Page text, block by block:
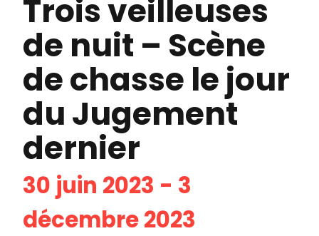
Trois veilleuses
de nuit – Scène
de chasse le jour
du Jugement
dernier
30 juin 2023 - 3
décembre 2023